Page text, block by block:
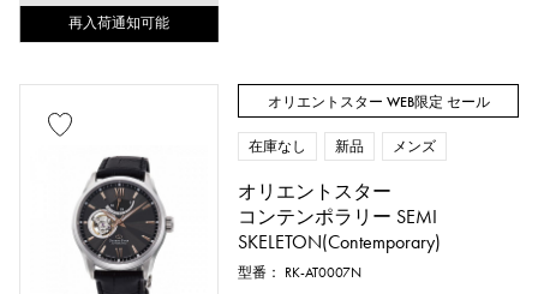
再入荷通知可能
オリエントスター WEB限定 セール
在庫なし 新品 メンズ
オリエントスター
コンテンポラリー SEMI
SKELETON(Contemporary)
型番： RK-AT0007N